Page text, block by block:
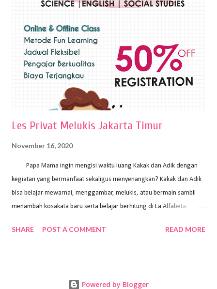
sapuan warna cat yang tebal. Dengan memberikan sapuan warna
pelukis untuk menghasilkan lukisan yang mempesona dan tentunya
bernilai tinggi. Ciri teknik plakat Ciri-ciri teknik plakat, yaitu: Sapuan
warna yang kental dan tebal. Hasil lukisan menutupi seluruh bagian
medianya Mem...
Les Privat Melukis Jakarta Timur
November 16, 2020
Papa Mama ingin mengisi waktu luang Kakak dan Adik dengan
kegiatan yang bermanfaat sekaligus menyenangkan? Kakak dan Adik
bisa belajar mewarnai, menggambar, melukis, atau bermain sambil
menambah kosakata baru serta belajar berhitung di La Alfabeta.
kok untuk mengajar dengan metode yang fun, La Alfabeta
SHARE POST A COMMENT READ MORE
Powered by Blogger